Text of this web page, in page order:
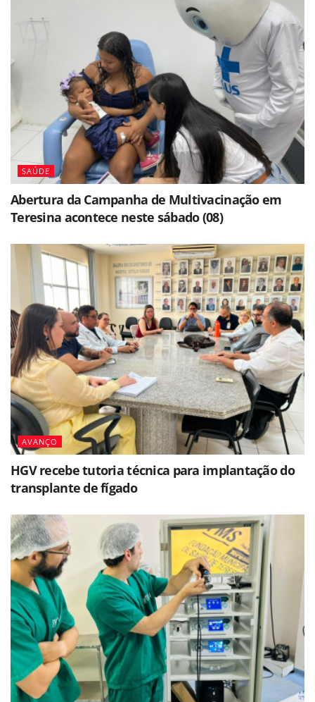
SAÚDE
Abertura da Campanha de Multivacinação em
Teresina acontece neste sábado (08)
AVANÇO
HGV recebe tutoria técnica para implantação do
transplante de fígado